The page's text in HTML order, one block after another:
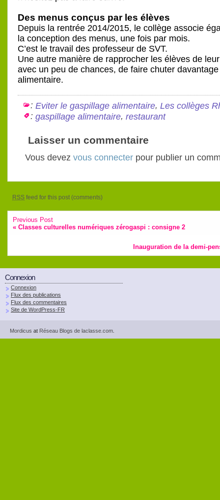
Des menus conçus par les élèves
Depuis la rentrée 2014/2015, le collège associe
la conception des menus, une fois par mois.
C’est le travail des professeur de SVT.
Une autre manière de rapprocher les élèves de
avec un peu de chances, de faire chuter
alimentaire.
: Eviter le gaspillage alimentaire, Les collèges
: gaspillage alimentaire, restaurant
Laisser un commentaire
Vous devez vous connecter pour publier un
RSS feed for this post (comments)
Previous Post
« Classes culturelles numériques zérogaspi : consigne 2
Inauguration de la demi-
Connexion
Connexion
Flux des publications
Flux des commentaires
Site de WordPress-FR
Mordicus at Réseau Blogs de laclasse.com